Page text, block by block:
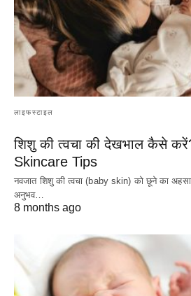
लाइफस्टाइल
शिशु की त्वचा की देखभाल कैसे
Skincare Tips
नवजात शिशु की त्वचा (baby skin) को छूने का
अनुभव…
8 months ago